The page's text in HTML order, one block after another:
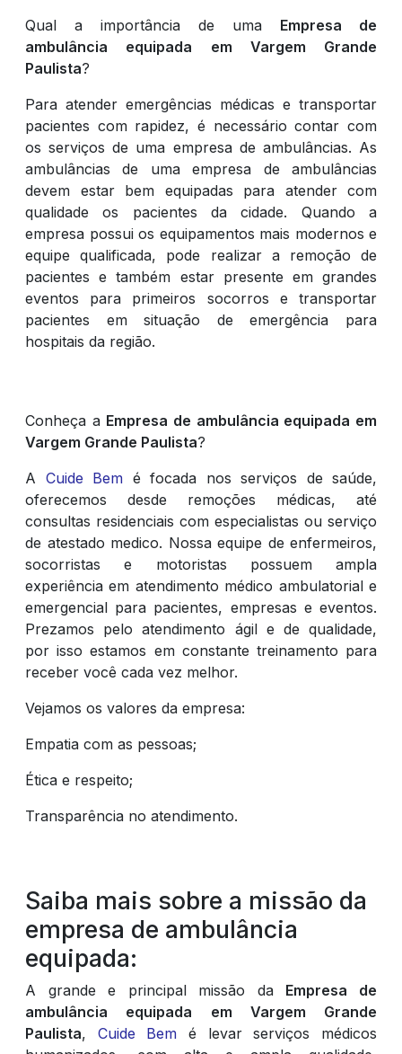
Qual a importância de uma Empresa de
ambulância equipada em Vargem Grande
Paulista?
Para atender emergências médicas e transportar
pacientes com rapidez, é necessário contar com
os serviços de uma empresa de ambulâncias. As
ambulâncias de uma empresa de ambulâncias
devem estar bem equipadas para atender com
qualidade os pacientes da cidade. Quando a
empresa possui os equipamentos mais modernos e
equipe qualificada, pode realizar a remoção de
pacientes e também estar presente em grandes
eventos para primeiros socorros e transportar
pacientes em situação de emergência para
hospitais da região.
Conheça a Empresa de ambulância equipada em
Vargem Grande Paulista?
A Cuide Bem é focada nos serviços de saúde,
oferecemos desde remoções médicas, até
consultas residenciais com especialistas ou serviço
de atestado medico. Nossa equipe de enfermeiros,
socorristas e motoristas possuem ampla
experiência em atendimento médico ambulatorial e
emergencial para pacientes, empresas e eventos.
Prezamos pelo atendimento ágil e de qualidade,
por isso estamos em constante treinamento para
receber você cada vez melhor.
Vejamos os valores da empresa:
Empatia com as pessoas;
Ética e respeito;
Transparência no atendimento.
Saiba mais sobre a missão da
empresa de ambulância
equipada:
A grande e principal missão da Empresa de
ambulância equipada em Vargem Grande
Paulista, Cuide Bem é levar serviços médicos